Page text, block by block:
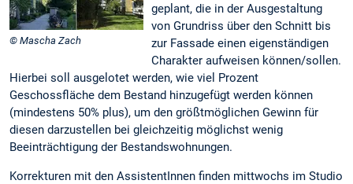
© Mascha Zach
geplant, die in der Ausgestaltung
von Grundriss über den Schnitt bis
zur Fassade einen eigenständigen
Charakter aufweisen können/sollen.
Hierbei soll ausgelotet werden, wie viel Prozent
Geschossfläche dem Bestand hinzugefügt werden können
(mindestens 50% plus), um den größtmöglichen Gewinn für
diesen darzustellen bei gleichzeitig möglichst wenig
Beeinträchtigung der Bestandswohnungen.
Korrekturen mit den AssistentInnen finden mittwochs im Studio